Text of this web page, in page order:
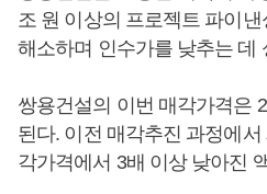
조 원 이상의 프로젝트 파이
해소하며 인수가를 낮추는 데
쌍용건설의 이번 매각가격은
된다. 이전 매각추진 과정에
각가격에서 3배 이상 낮아진